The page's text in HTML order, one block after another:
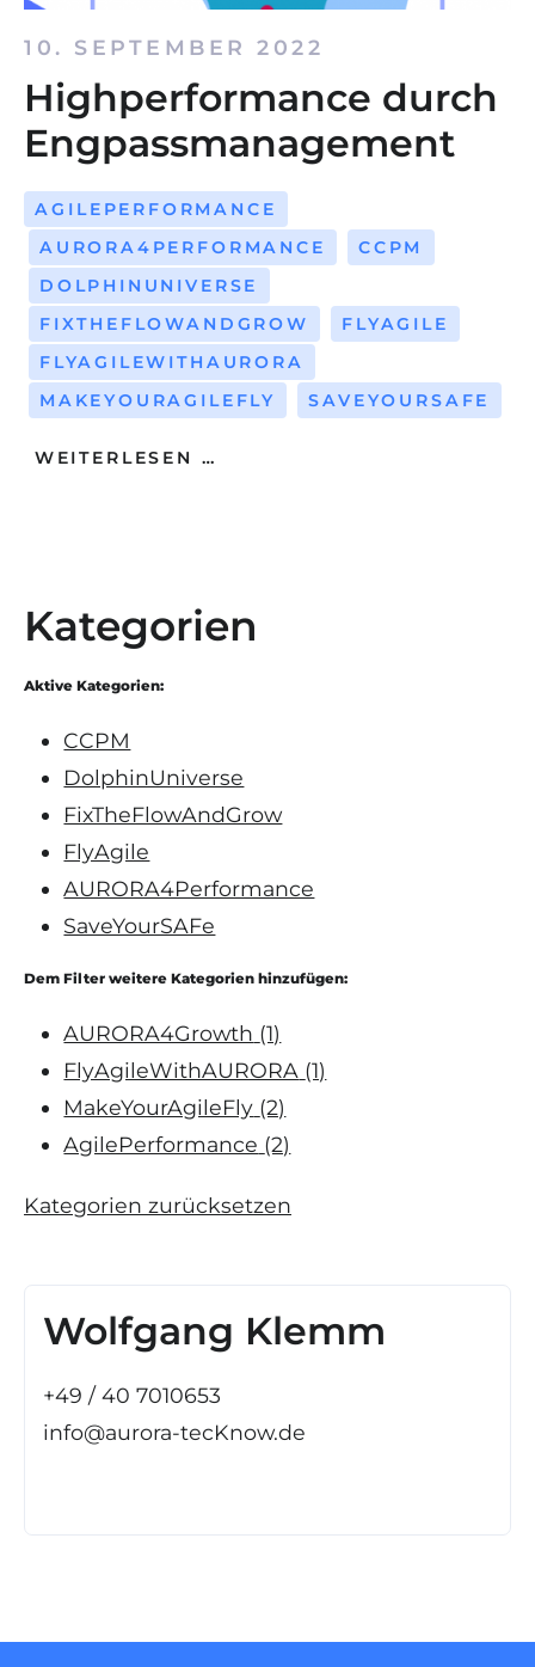
10. SEPTEMBER 2022
Highperformance durch
Engpassmanagement
AGILEPERFORMANCE
AURORA4PERFORMANCE
CCPM
DOLPHINUNIVERSE
FIXTHEFLOWANDGROW
FLYAGILE
FLYAGILEWITHAURORA
MAKEYOURAGILEFLY
SAVEYOURSAFE
WEITERLESEN …
Kategorien
Aktive Kategorien:
CCPM
DolphinUniverse
FixTheFlowAndGrow
FlyAgile
AURORA4Performance
SaveYourSAFe
Dem Filter weitere Kategorien hinzufügen:
AURORA4Growth (1)
FlyAgileWithAURORA (1)
MakeYourAgileFly (2)
AgilePerformance (2)
Kategorien zurücksetzen
Wolfgang Klemm
+49 / 40 7010653
info@aurora-tecKnow.de